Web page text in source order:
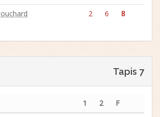
2 6 8
Tapis 7
1 2
F